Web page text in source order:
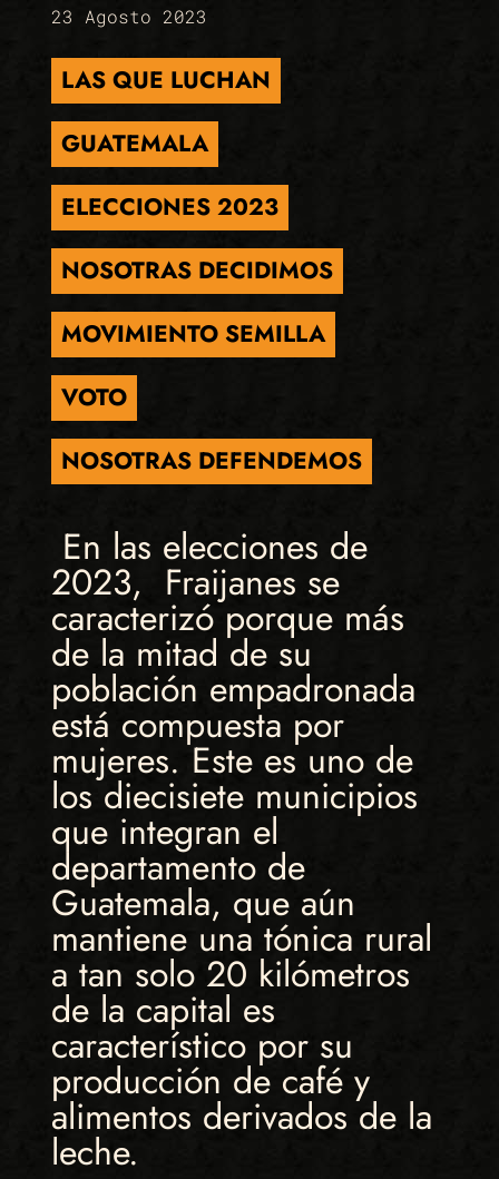
23 Agosto 2023
LAS QUE LUCHAN
GUATEMALA
ELECCIONES 2023
NOSOTRAS DECIDIMOS
MOVIMIENTO SEMILLA
VOTO
NOSOTRAS DEFENDEMOS
En las elecciones de
2023, Fraijanes se
caracterizó porque más
de la mitad de su
población empadronada
está compuesta por
mujeres. Este es uno de
los diecisiete municipios
que integran el
departamento de
Guatemala, que aún
mantiene una tónica rural
a tan solo 20 kilómetros
de la capital es
característico por su
producción de café y
alimentos derivados de la
leche.